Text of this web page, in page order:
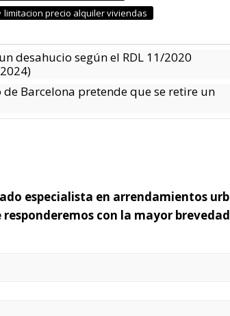
limitacion precio alquiler viviendas
desahucio según el RDL 11/2020
Barcelona pretende que se retire un
especialista en arrendamientos
con la mayor